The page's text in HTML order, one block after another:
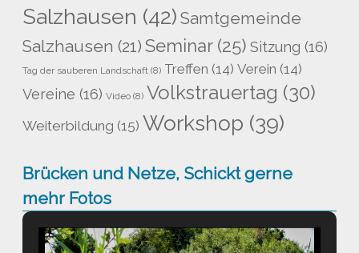
Salzhausen (42) Samtgemeinde
Salzhausen (21) Seminar(25) Sitzung (16)
Tag der sauberen Landschaft (8) Treffen (14) Verein (14)
Vereine (16) Video (8) Volkstrauertag (30)
Weiterbildung (15) Workshop (39)
Brücken und Netze, Schickt gerne
mehr Fotos